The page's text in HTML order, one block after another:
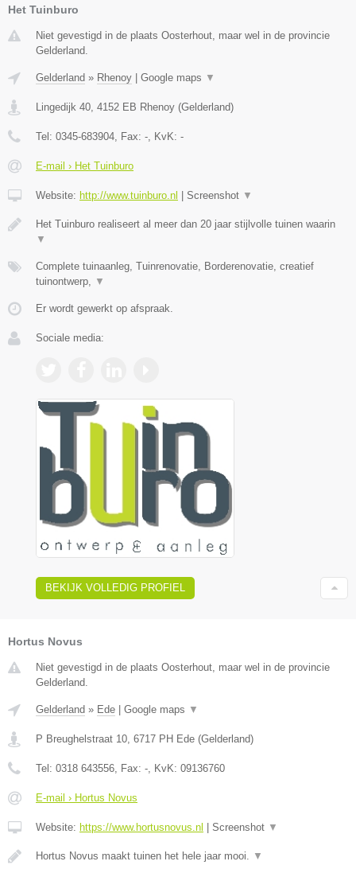
Het Tuinburo
Niet gevestigd in de plaats Oosterhout, maar wel in de provincie
Gelderland.
Gelderland » Rhenoy Google maps ▼
Lingedijk 40 4152 EB Rhenoy (Gelderland)
Tel: 0345-683904 , Fax: - , KvK: -
E-mail › Het Tuinburo
Website: http://www.tuinburo.nl Screenshot ▼
Het Tuinburo realiseert al meer dan 20 jaar stijlvolle tuinen waarin
▼
Complete tuinaanleg, Tuinrenovatie, Borderenovatie, creatief
tuinontwerp,
▼
Er wordt gewerkt op afspraak.
Sociale media:
BEKIJK VOLLEDIG PROFIEL
Hortus Novus
Niet gevestigd in de plaats Oosterhout, maar wel in de provincie
Gelderland.
Gelderland » Ede Google maps ▼
P Breughelstraat 10, 6717 PH Ede (Gelderland)
Tel: 0318 643556, Fax: -, KvK: 09136760
E-mail › Hortus Novus
Website: https://www.hortusnovus.nl Screenshot ▼
Hortus Novus maakt tuinen het hele jaar mooi. ▼